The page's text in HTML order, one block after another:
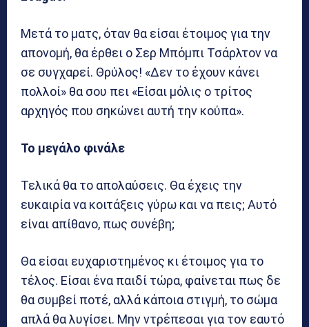
Μετά το ματς, όταν θα είσαι έτοιμος για την
απονομή, θα έρθει ο Σερ Μπόμπι Τσάρλτον να
σε συγχαρεί. Θρύλος! «Δεν το έχουν κάνει
πολλοί» θα σου πει «Είσαι μόλις ο τρίτος
αρχηγός που σηκώνει αυτή την κούπα».
Το μεγάλο φινάλε
Τελικά θα το απολαύσεις. Θα έχεις την
ευκαιρία να κοιτάξεις γύρω και να πεις; Αυτό
είναι απίθανο, πως συνέβη;
Θα είσαι ευχαριστημένος κι έτοιμος για το
τέλος. Είσαι ένα παιδί τώρα, φαίνεται πως δε
θα συμβεί ποτέ, αλλά κάποια στιγμή, το σώμα
απλά θα λυγίσει. Μην ντρέπεσαι για τον εαυτό